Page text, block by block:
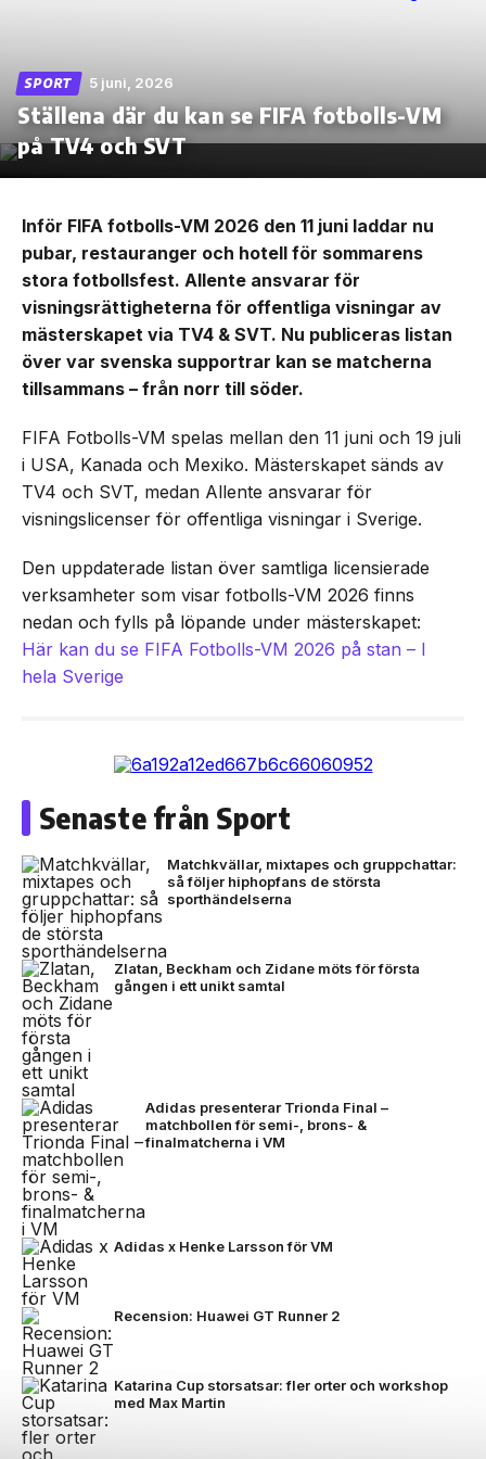
Skip
the
SPORT 5 juni, 2026
Ställena där du kan se FIFA fotbolls-VM
på TV4 och SVT
Inför FIFA fotbolls-VM 2026 den 11 juni laddar nu
pubar, restauranger och hotell för sommarens
stora fotbollsfest. Allente ansvarar för
visningsrättigheterna för offentliga visningar av
mästerskapet via TV4 & SVT. Nu publiceras listan
över var svenska supportrar kan se matcherna
tillsammans – från norr till söder.
FIFA Fotbolls-VM spelas mellan den 11 juni och 19 juli
i USA, Kanada och Mexiko. Mästerskapet sänds av
TV4 och SVT, medan Allente ansvarar för
visningslicenser för offentliga visningar i Sverige.
Den uppdaterade listan över samtliga licensierade
verksamheter som visar fotbolls-VM 2026 finns
nedan och fylls på löpande under mästerskapet:
Här kan du se FIFA Fotbolls-VM 2026 på stan – I
hela Sverige
Senaste från Sport
Matchkvällar, mixtapes och gruppchattar:
så följer hiphopfans de största
sporthändelserna
Zlatan, Beckham och Zidane möts för första
gången i ett unikt samtal
Adidas presenterar Trionda Final –
matchbollen för semi-, brons- &
finalmatcherna i VM
Adidas x Henke Larsson för VM
Recension: Huawei GT Runner 2
Katarina Cup storsatsar: fler orter och workshop
med Max Martin